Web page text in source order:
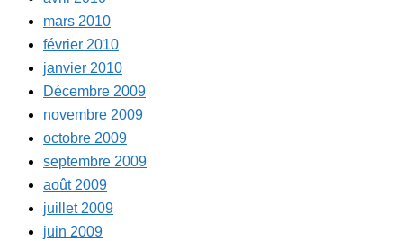
mars 2010
février 2010
janvier 2010
Décembre 2009
novembre 2009
octobre 2009
septembre 2009
août 2009
juillet 2009
juin 2009